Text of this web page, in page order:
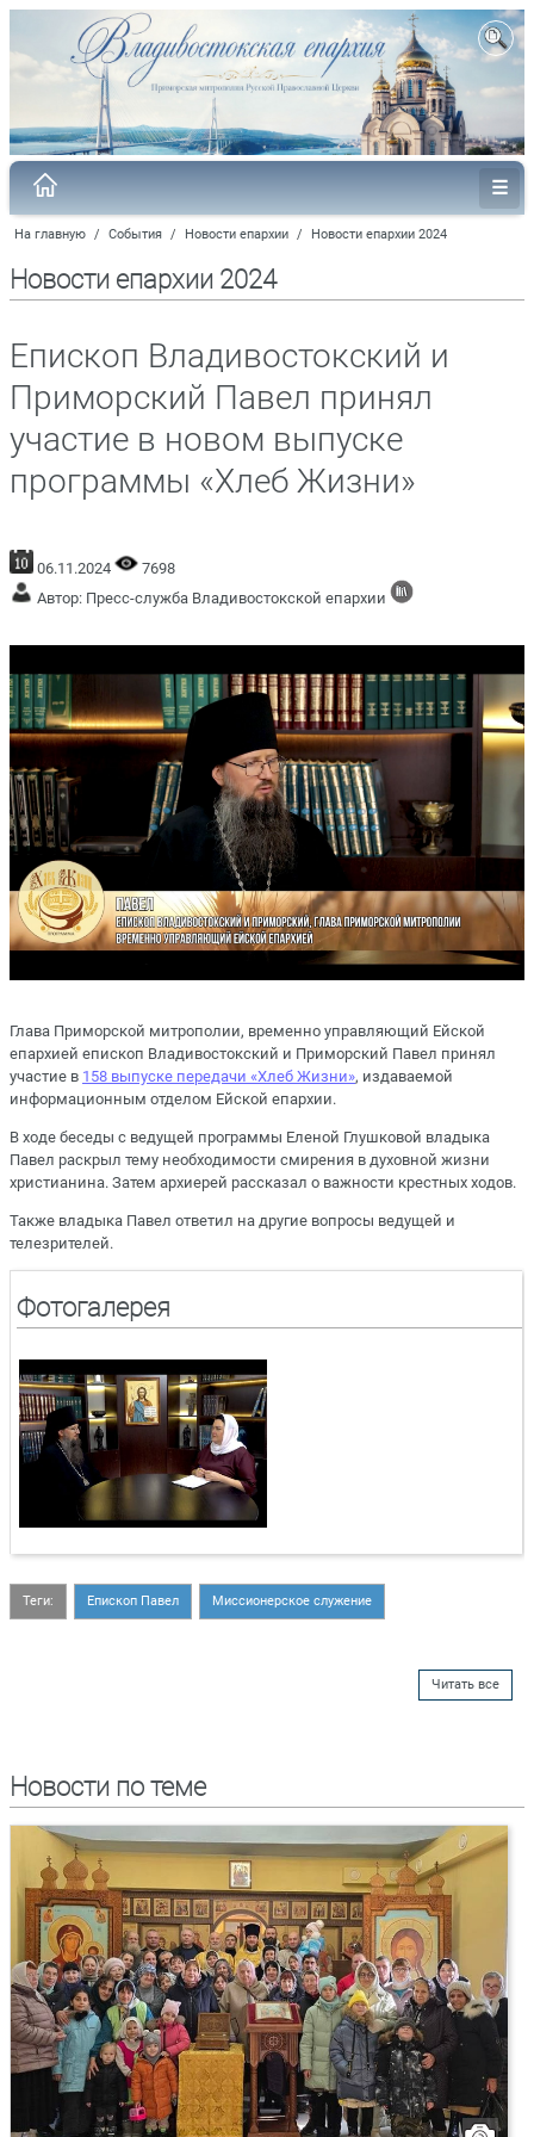
На главную / События / Новости епархии / Новости епархии 2024
Новости епархии 2024
Епископ Владивостокский и
Приморский Павел принял
участие в новом выпуске
программы «Хлеб Жизни»
06.11.2024
7698
Автор: Пресс-служба Владивостокской епархии
Глава Приморской митрополии, временно управляющий Ейской
епархией епископ Владивостокский и Приморский Павел принял
участие в 158 выпуске передачи «Хлеб Жизни», издаваемой
информационным отделом Ейской епархии.
В ходе беседы с ведущей программы Еленой Глушковой владыка
Павел раскрыл тему необходимости смирения в духовной жизни
христианина. Затем архиерей рассказал о важности крестных ходов.
Также владыка Павел ответил на другие вопросы ведущей и
телезрителей.
Фотогалерея
Теги: Епископ Павел Миссионерское служение
Читать все
Новости по теме